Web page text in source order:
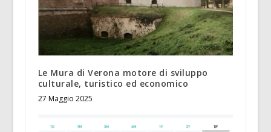
Le Mura di Verona motore di sviluppo
culturale, turistico ed economico
27 Maggio 2025